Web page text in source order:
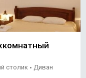
столик • Диван